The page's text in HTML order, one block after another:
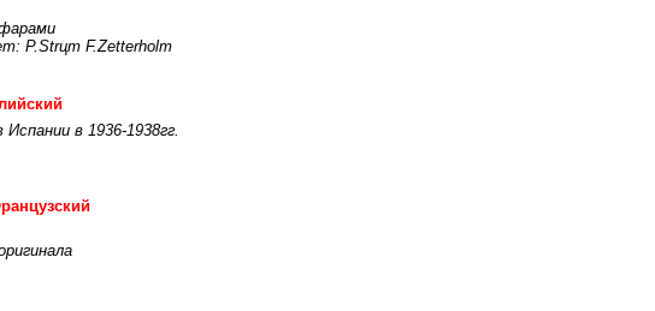
P.Strцm F.Zetterholm
в 1936-1938гг.